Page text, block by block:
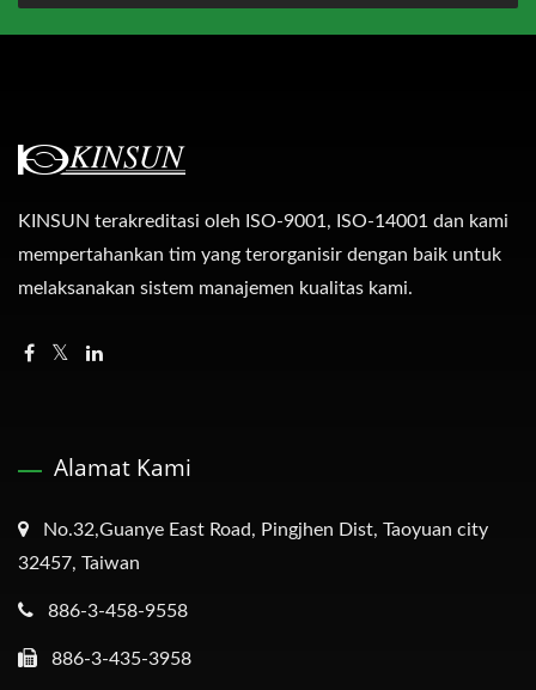
KINSUN terakreditasi oleh ISO-9001, ISO-14001 dan kami
mempertahankan tim yang terorganisir dengan baik untuk
melaksanakan sistem manajemen kualitas kami.
Alamat Kami
No.32,Guanye East Road, Pingjhen Dist, Taoyuan city
32457, Taiwan
886-3-458-9558
886-3-435-3958